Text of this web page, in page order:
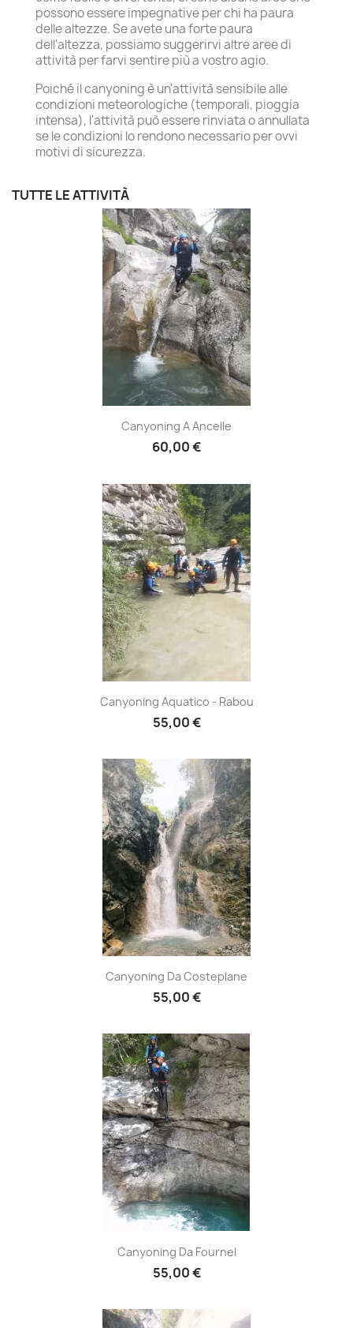
possono essere impegnative per chi ha paura
delle altezze. Se avete una forte paura
dell'altezza, possiamo suggerirvi altre aree di
attività per farvi sentire più a vostro agio.
Poiché il canyoning è un'attività sensibile alle
condizioni meteorologiche (temporali, pioggia
intensa), l'attività può essere rinviata o annullata
se le condizioni lo rendono necessario per ovvi
motivi di sicurezza.
TUTTE LE ATTIVITÀ
Canyoning A Ancelle
60,00 €
Canyoning Aquatico - Rabou
55,00 €
Canyoning Da Costeplane
55,00 €
Canyoning Da Fournel
55,00 €